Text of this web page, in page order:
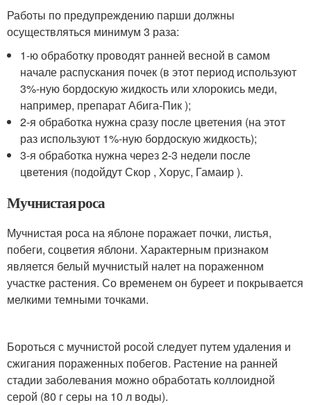
Работы по предупреждению парши должны
осуществляться минимум 3 раза:
1-ю обработку проводят ранней весной в самом
начале распускания почек (в этот период используют
3%-ную бордоскую жидкость или хлорокись меди,
например, препарат Абига-Пик );
2-я обработка нужна сразу после цветения (на этот
раз используют 1%-ную бордоскую жидкость);
3-я обработка нужна через 2-3 недели после
цветения (подойдут Скор , Хорус, Гамаир ).
Мучнистая роса
Мучнистая роса на яблоне поражает почки, листья,
побеги, соцветия яблони. Характерным признаком
является белый мучнистый налет на пораженном
участке растения. Со временем он буреет и покрывается
мелкими темными точками.
Бороться с мучнистой росой следует путем удаления и
сжигания пораженных побегов. Растение на ранней
стадии заболевания можно обработать коллоидной
серой (80 г серы на 10 л воды).